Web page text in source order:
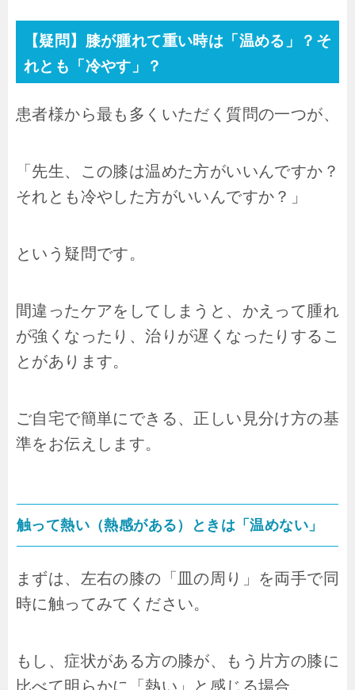
【疑問】膝が腫れて重い時は「温める」？そ
れとも「冷やす」？
患者様から最も多くいただく質問の一つが、
「先生、この膝は温めた方がいいんですか？
それとも冷やした方がいいんですか？」
という疑問です。
間違ったケアをしてしまうと、かえって腫れ
が強くなったり、治りが遅くなったりするこ
とがあります。
ご自宅で簡単にできる、正しい見分け方の基
準をお伝えします。
触って熱い（熱感がある）ときは「温めない」
まずは、左右の膝の「皿の周り」を両手で同
時に触ってみてください。
もし、症状がある方の膝が、もう片方の膝に
比べて明らかに「熱い」と感じる場合。